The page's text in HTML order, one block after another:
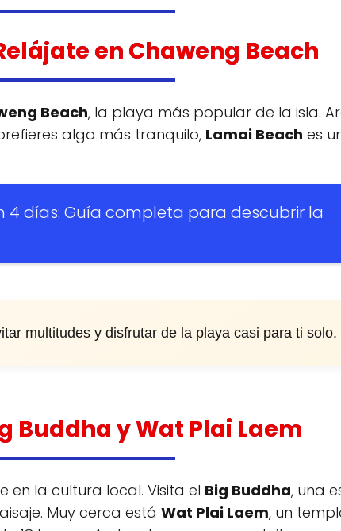
en Chaweng Beach
Beach, la playa más popular de la isla.
algo más tranquilo, Lamai Beach es
4 días: Guía completa para descubrir la
multitudes y disfrutar de la playa casi para ti solo.
Buddha y Wat Plai Laem
en la cultura local. Visita el Big Buddha, una
Muy cerca está Wat Plai Laem, un